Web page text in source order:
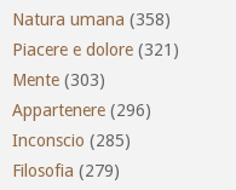
Natura umana (358)
Piacere e dolore (321)
Mente (303)
Appartenere (296)
Inconscio (285)
Filosofia (279)